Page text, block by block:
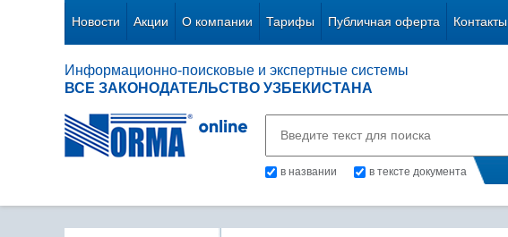
Новости Акции О компании Тарифы Публичная оферта Контакты
Информационно-поисковые и экспертные системы
ВСЕ ЗАКОНОДАТЕЛЬСТВО УЗБЕКИСТАНА
в названии в тексте документа